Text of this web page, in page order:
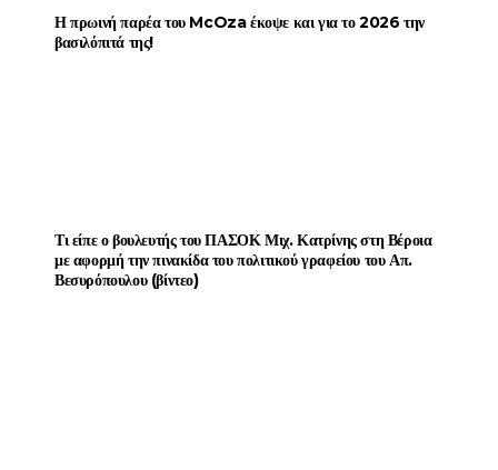
Η πρωινή παρέα του McOza έκοψε και για το 2026 την
βασιλόπιτά της!
Τι είπε ο βουλευτής του ΠΑΣΟΚ Μιχ. Κατρίνης στη Βέροια
με αφορμή την πινακίδα του πολιτικού γραφείου του Απ.
Βεσυρόπουλου (βίντεο)